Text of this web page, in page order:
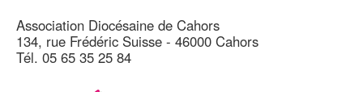
Association Diocésaine de Cahors
134, rue Frédéric Suisse - 46000 Cahors
Tél. 05 65 35 25 84